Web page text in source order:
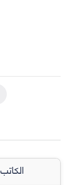
الكاتب